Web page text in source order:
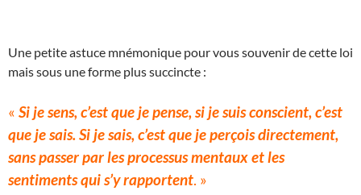
Une petite astuce mnémonique pour vous souvenir de cette loi
mais sous une forme plus succincte :
« Si je sens, c’est que je pense, si je suis conscient, c’est
que je sais. Si je sais, c’est que je perçois directement,
sans passer par les processus mentaux et les
sentiments qui s’y rapportent. »